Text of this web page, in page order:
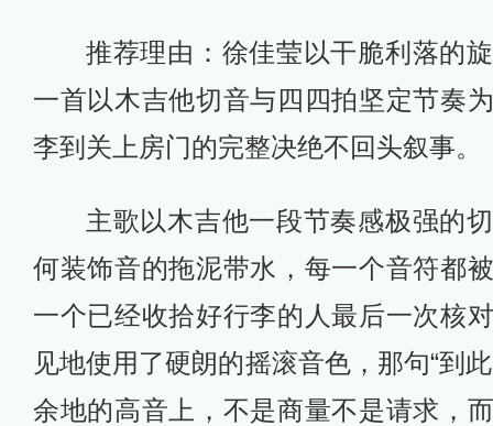
推荐理由：徐佳莹以干脆利落的
一首以木吉他切音与四四拍坚定节奏
李到关上房门的完整决绝不回头叙事。
主歌以木吉他一段节奏感极强的
何装饰音的拖泥带水，每一个音符都
一个已经收拾好行李的人最后一次核
见地使用了硬朗的摇滚音色，那句“到
余地的高音上，不是商量不是请求，